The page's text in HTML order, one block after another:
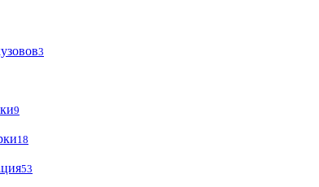
3
9
18
53